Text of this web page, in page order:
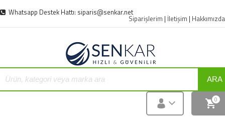
Whatsapp Destek Hattı: siparis@senkar.net
Siparişlerim | İletişim | Hakkımızda
ARA
0